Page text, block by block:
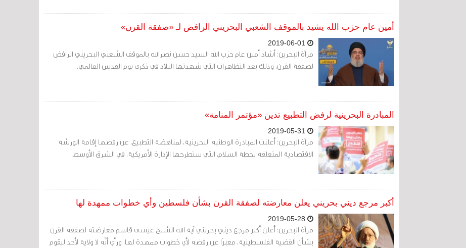
أمين عام حزب الله يشيد بالموقف الشعبي البحريني الرافض لـ «صفقة القرن»
مرآة البحرين: أشاد أمين عام حزب الله السيد حسن نصرالله بالموقف الشعبي البحريني الرافض
لصفقة القرن، وذلك بعد التظاهرات التي شهدتها البلاد في ذكرى يوم القدس العالمي.
المبادرة البحرينية لرفض التطبيع تدين «مؤتمر المنامة»
مرآة البحرين: أعلنت المبادرة الوطنية البحرينية، لمناهضة التطبيع، عن رفضها إقامة الورشة
الاقتصادية المتعلقة بخطة السلام، التي ستطرحها الإدارة الأمريكية، في الشرق الأوسط.
أكبر مرجع ديني بحريني يعلن معارضته لصفقة القرن بشأن فلسطين وأي خطوات ممهدة لها
مرآة البحرين: أعلن أكبر مرجع ديني بحريني آية الله الشيخ عيسى قاسم معارضته لصفقة القرن
بشأن القضية الفلسطينية، معبرًا عن رفضه لأي خطوات ممهدة لها، ورأي أنّه لا ولاية لأحد ليقوم